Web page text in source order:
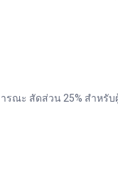
ณะ สัดส่วน 25% สำหรับ